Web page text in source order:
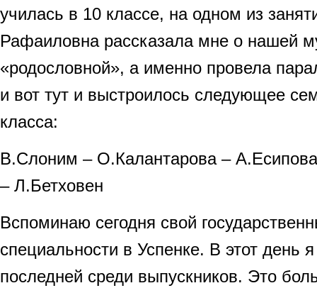
училась в 10 классе, на одном из
Рафаиловна рассказала мне о нашей
«родословной», а именно провела
и вот тут и выстроилось следующее
класса:
В.Слоним – О.Калантарова –
– Л.Бетховен
Вспоминаю сегодня свой
специальности в Успенке. В этот день
последней среди выпускников. Это